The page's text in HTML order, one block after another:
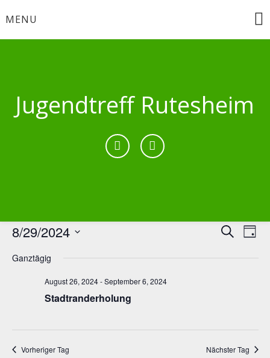
toMENU
Jugendtreff Rutesheim
Suche
SucheTag
8/29/2024
wählen.
Ganztägig
August 26, 2024-September 6, 2024
Stadtranderholung
Vorheriger Tag Nächster Tag